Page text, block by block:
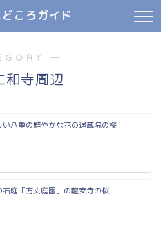
ころガイド
―
和寺周辺
い八重の鮮やかな花の退蔵院の桜
石庭「方丈庭園」の龍安寺の桜